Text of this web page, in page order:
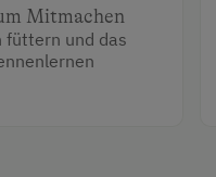
Mitmachen
füttern und das